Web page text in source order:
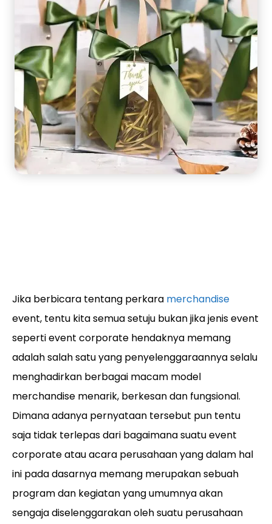
Jika berbicara tentang perkara merchandise
event, tentu kita semua setuju bukan jika jenis event
seperti event corporate hendaknya memang
adalah salah satu yang penyelenggaraannya selalu
menghadirkan berbagai macam model
merchandise menarik, berkesan dan fungsional.
Dimana adanya pernyataan tersebut pun tentu
saja tidak terlepas dari bagaimana suatu event
corporate atau acara perusahaan yang dalam hal
ini pada dasarnya memang merupakan sebuah
program dan kegiatan yang umumnya akan
sengaja diselenggarakan oleh suatu perusahaan